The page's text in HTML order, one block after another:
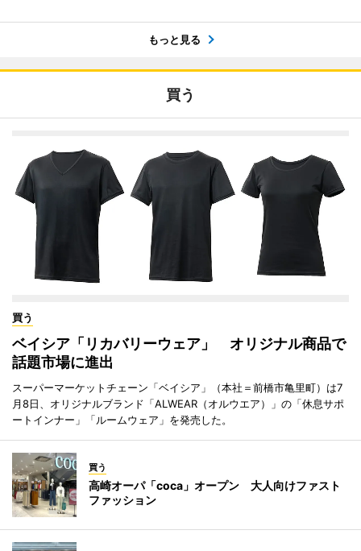
もっと見る
買う
買う
ベイシア「リカバリーウェア」 オリジナル商品で
話題市場に進出
スーパーマーケットチェーン「ベイシア」（本社＝前橋市亀里町）は7
月8日、オリジナルブランド「ALWEAR（オルウエア）」の「休息サポ
ートインナー」「ルームウェア」を発売した。
買う
高崎オーパ「coca」オープン 大人向けファスト
ファッション